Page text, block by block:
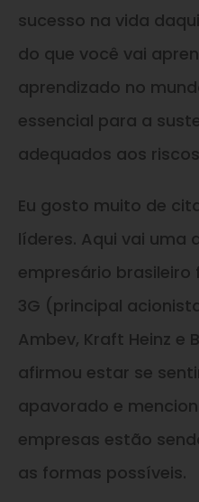
sucesso na vida
do que você vai
aprendizado no
essencial para a
adequados aos
Eu gosto muito de
líderes. Aqui vai uma
empresário
3G (principal
Ambev, Kraft Heinz e
afirmou estar se
apavorado e
empresas estão
as formas possíveis.